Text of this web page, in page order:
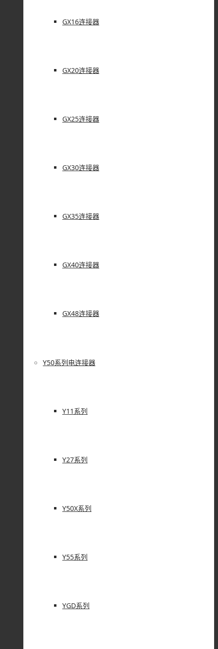
GX16连接器
GX20连接器
GX25连接器
GX30连接器
GX35连接器
GX40连接器
GX48连接器
Y50系列电连接器
Y11系列
Y27系列
Y50X系列
Y55系列
YGD系列